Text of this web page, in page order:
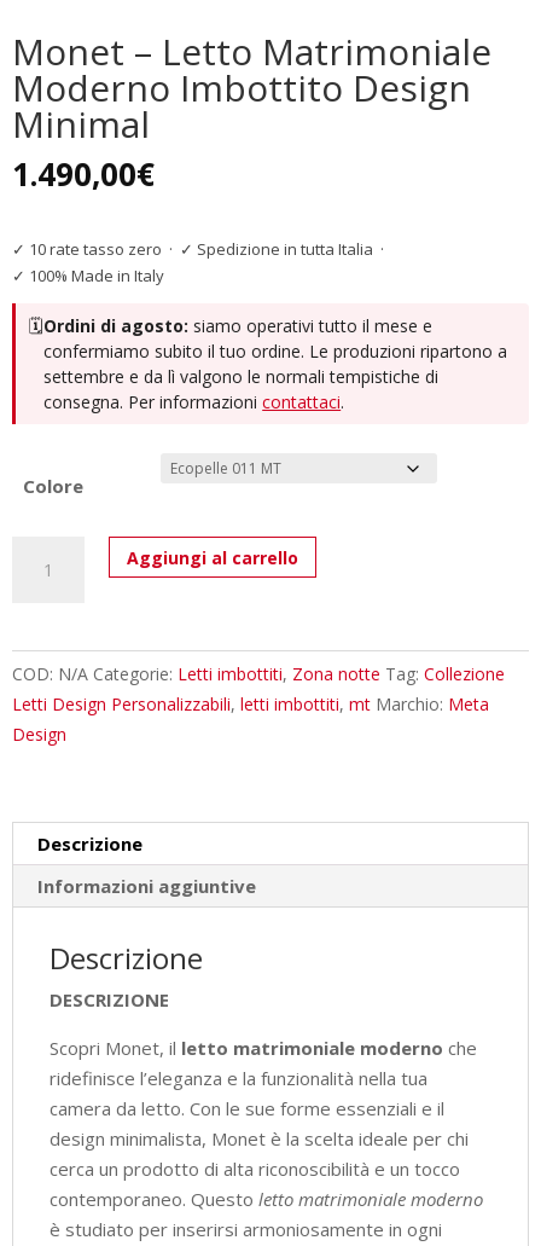
Monet – Letto Matrimoniale
Moderno Imbottito Design
Minimal
1.490,00€
✓ 10 rate tasso zero · ✓ Spedizione in tutta Italia ·
✓ 100% Made in Italy
🗓️Ordini di agosto: siamo operativi tutto il mese e
confermiamo subito il tuo ordine. Le produzioni ripartono a
settembre e da lì valgono le normali tempistiche di
consegna. Per informazionicontattaci.
Colore
Moderno
Imbottito
Design
Aggiungi al carrello
COD: N/A Categorie: Letti imbottiti, Zona notte Tag: Collezione
Letti Design Personalizzabili, letti imbottiti, mt Marchio: Meta
Design
Descrizione
Informazioni aggiuntive
Descrizione
DESCRIZIONE
Scopri Monet, il letto matrimoniale moderno che
ridefinisce l’eleganza e la funzionalità nella tua
camera da letto. Con le sue forme essenziali e il
design minimalista, Monet è la scelta ideale per chi
cerca un prodotto di alta riconoscibilità e un tocco
contemporaneo. Questo letto matrimoniale moderno
è studiato per inserirsi armoniosamente in ogni